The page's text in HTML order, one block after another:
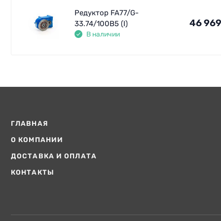
Редуктор FA77/G-
33.74/100В5 (I)
В наличии
46
ГЛАВНАЯ
О КОМПАНИИ
ДОСТАВКА И ОПЛАТА
КОНТАКТЫ